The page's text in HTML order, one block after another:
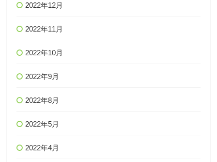
2022年12月
2022年11月
2022年10月
2022年9月
2022年8月
2022年5月
2022年4月